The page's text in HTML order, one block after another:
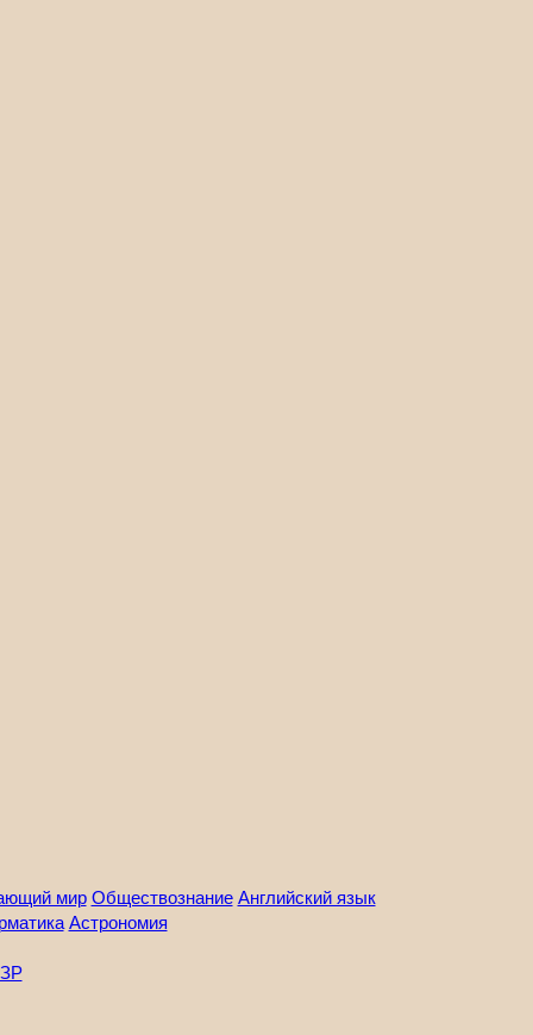
мир Обществознание Английский язык
Астрономия